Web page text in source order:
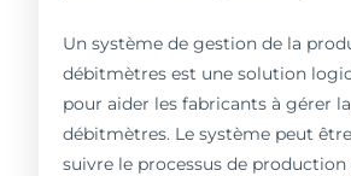
Un système de gestion de la
débitmètres est une solution
pour aider les fabricants à gérer
débitmètres. Le système peut
suivre le processus de production